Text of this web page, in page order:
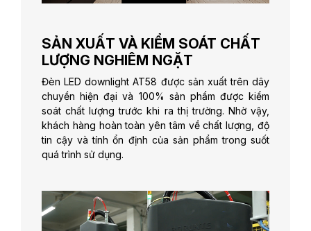
SẢN XUẤT VÀ KIỂM SOÁT CHẤT
LƯỢNG NGHIÊM NGẶT
Đèn LED downlight AT58 được sản xuất trên dây
chuyền hiện đại và 100% sản phẩm được kiểm
soát chất lượng trước khi ra thị trường. Nhờ vậy,
khách hàng hoàn toàn yên tâm về chất lượng, độ
tin cậy và tính ổn định của sản phẩm trong suốt
quá trình sử dụng.